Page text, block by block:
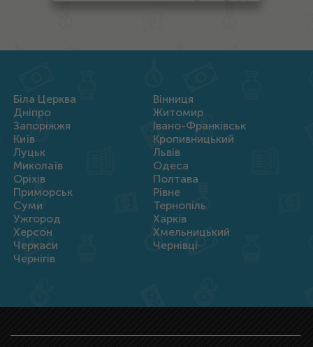
Біла Церква
Вінниця
Дніпро
Житомир
Запоріжжя
Івано-Франківськ
Київ
Кропивницький
Луцьк
Львів
Миколаїв
Одеса
Оріхів
Полтава
Приморськ
Рівне
Суми
Тернопіль
Ужгород
Харків
Херсон
Хмельницький
Черкаси
Чернівці
Чернігів